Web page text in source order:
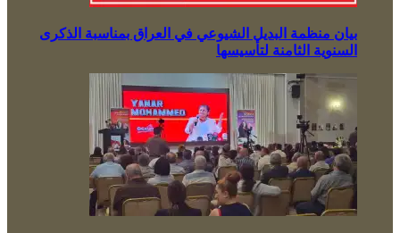
بيان منظمة البديل الشيوعي في العراق بمناسبة الذكرى
السنوية الثامنة لتأسيسها